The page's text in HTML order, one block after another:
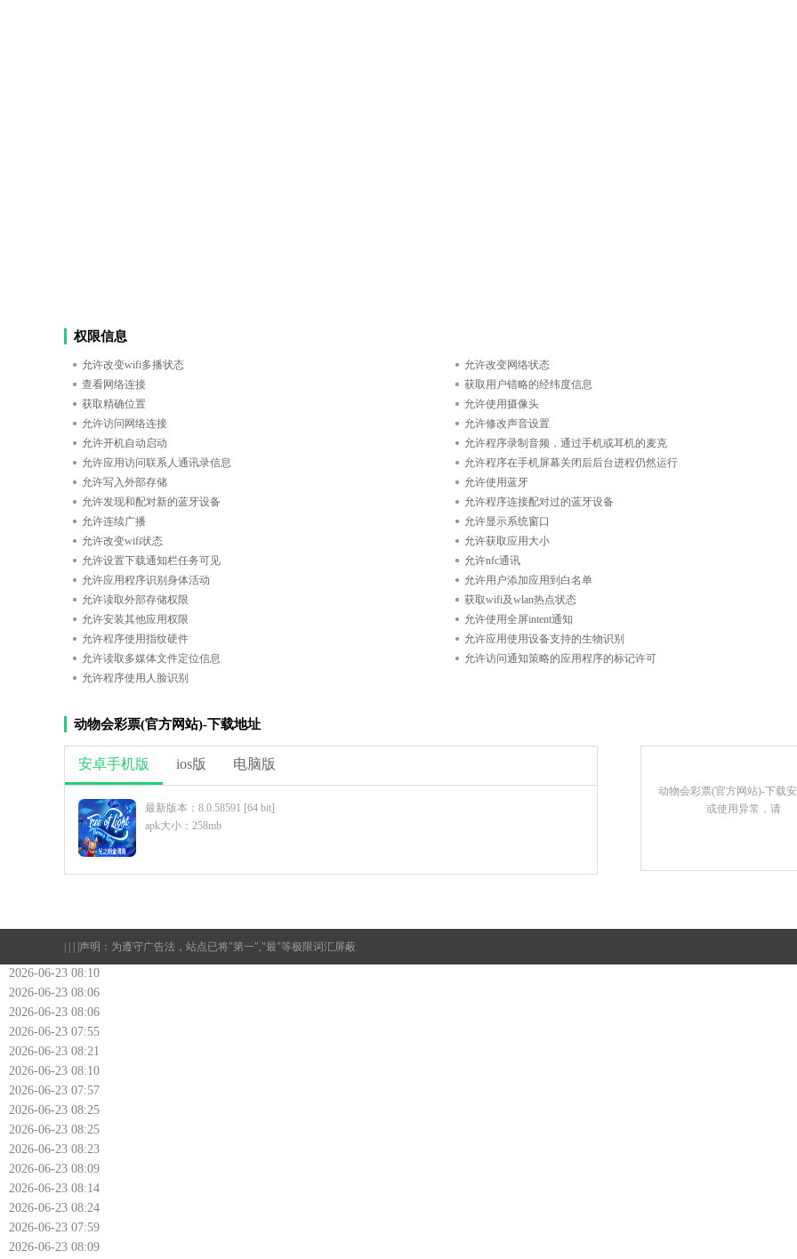
权限信息
允许改变wifi多播状态
允许改变网络状态
查看网络连接
获取用户错略的经纬度信息
获取精确位置
允许使用摄像头
允许访问网络连接
允许修改声音设置
允许开机自动启动
允许程序录制音频，通过手机或耳机的麦克
允许应用访问联系人通讯录信息
允许程序在手机屏幕关闭后后台进程仍然运行
允许写入外部存储
允许使用蓝牙
允许发现和配对新的蓝牙设备
允许程序连接配对过的蓝牙设备
允许连续广播
允许显示系统窗口
允许改变wifi状态
允许获取应用大小
允许设置下载通知栏任务可见
允许nfc通讯
允许应用程序识别身体活动
允许用户添加应用到白名单
允许读取外部存储权限
获取wifi及wlan热点状态
允许安装其他应用权限
允许使用全屏intent通知
允许程序使用指纹硬件
允许应用使用设备支持的生物识别
允许读取多媒体文件定位信息
允许访问通知策略的应用程序的标记许可
允许程序使用人脸识别
动物会彩票(官方网站)-下载地址
安卓手机版 ios版 电脑版
最新版本：8.0.58591 [64 bit]
apk大小：258mb
动物会彩票(官方网站)-下载
或使用异常，请
声明：为遵守广告法，站点已将"第一","最"等极限词汇屏蔽
2026-06-23 08:10
2026-06-23 08:06
2026-06-23 08:06
2026-06-23 07:55
2026-06-23 08:21
2026-06-23 08:10
2026-06-23 07:57
2026-06-23 08:25
2026-06-23 08:25
2026-06-23 08:23
2026-06-23 08:09
2026-06-23 08:14
2026-06-23 08:24
2026-06-23 07:59
2026-06-23 08:09